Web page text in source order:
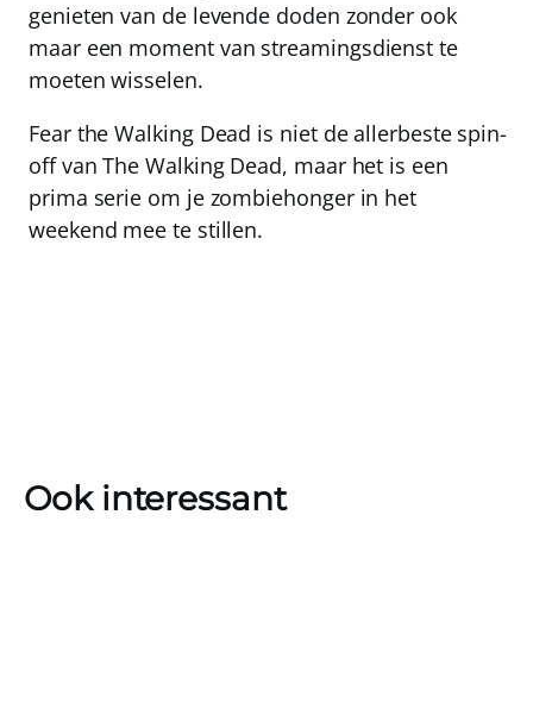
genieten van de levende doden zonder ook
maar een moment van streamingsdienst te
moeten wisselen.
Fear the Walking Dead is niet de allerbeste spin-
off van The Walking Dead, maar het is een
prima serie om je zombiehonger in het
weekend mee te stillen.
Ook interessant